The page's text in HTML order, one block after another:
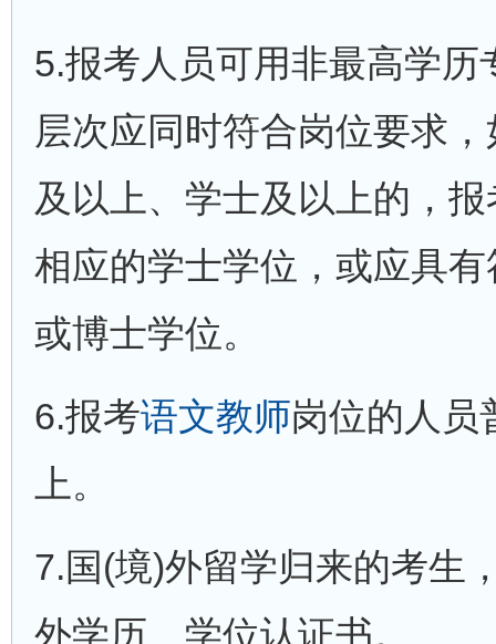
5.报考人员可用非最高学
层次应同时符合岗位要求
及以上、学士及以上的，
相应的学士学位，或应具
或博士学位。
6.报考语文教师岗位的人员
上。
7.国(境)外留学归来的考生
外学历、学位认证书。